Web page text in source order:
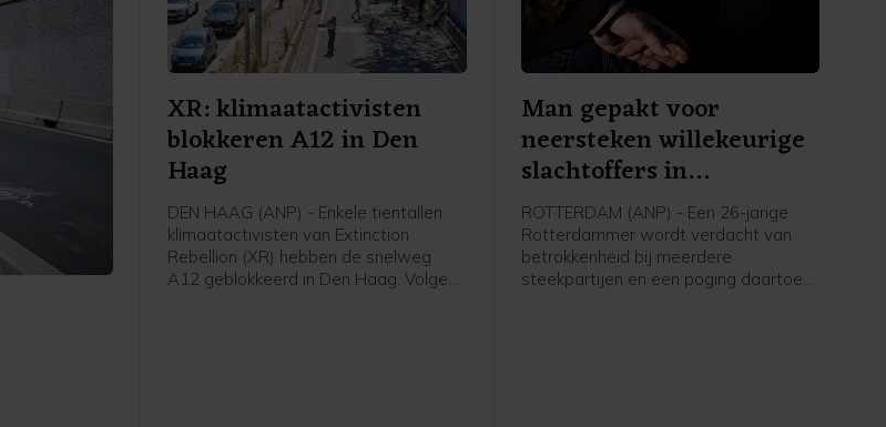
XR: klimaatactivisten
blokkeren A12 in Den
Haag
DEN HAAG (ANP) - Enkele tientallen
klimaatactivisten van Extinction
Rebellion (XR) hebben de snelweg
A12 geblokkeerd in Den Haag. Volgens
Man gepakt voor
neersteken willekeurige
slachtoffers in
Rotterdam
ROTTERDAM (ANP) - Een 26-jarige
Rotterdammer wordt verdacht van
betrokkenheid bij meerdere
steekpartijen en een poging daartoe